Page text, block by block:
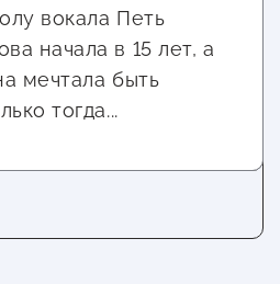
вокала Петь
начала в 15 лет, а
мечтала быть
тогда...